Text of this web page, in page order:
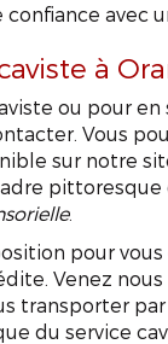
avec
à
ou pour en
Vous
sur notre
.
pour
Venez
transporter
du service